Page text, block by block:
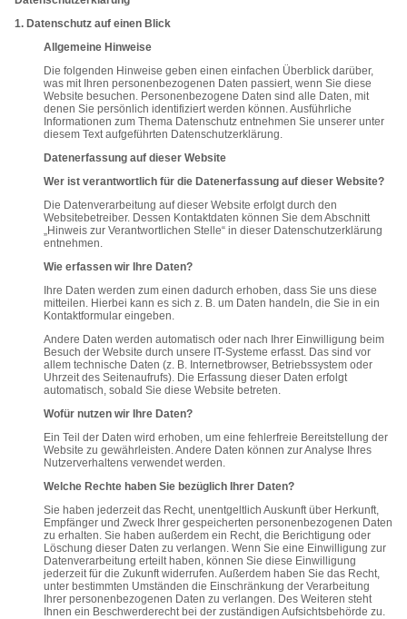
1. Datenschutz auf einen Blick
Allgemeine Hinweise
Die folgenden Hinweise geben einen einfachen Überblick darüber,
was mit Ihren personenbezogenen Daten passiert, wenn Sie diese
Website besuchen. Personenbezogene Daten sind alle Daten, mit
denen Sie persönlich identifiziert werden können. Ausführliche
Informationen zum Thema Datenschutz entnehmen Sie unserer unter
diesem Text aufgeführten Datenschutzerklärung.
Datenerfassung auf dieser Website
Wer ist verantwortlich für die Datenerfassung auf dieser Website?
Die Datenverarbeitung auf dieser Website erfolgt durch den
Websitebetreiber. Dessen Kontaktdaten können Sie dem Abschnitt
„Hinweis zur Verantwortlichen Stelle“ in dieser Datenschutzerklärung
entnehmen.
Wie erfassen wir Ihre Daten?
Ihre Daten werden zum einen dadurch erhoben, dass Sie uns diese
mitteilen. Hierbei kann es sich z. B. um Daten handeln, die Sie in ein
Kontaktformular eingeben.
Andere Daten werden automatisch oder nach Ihrer Einwilligung beim
Besuch der Website durch unsere IT-Systeme erfasst. Das sind vor
allem technische Daten (z. B. Internetbrowser, Betriebssystem oder
Uhrzeit des Seitenaufrufs). Die Erfassung dieser Daten erfolgt
automatisch, sobald Sie diese Website betreten.
Wofür nutzen wir Ihre Daten?
Ein Teil der Daten wird erhoben, um eine fehlerfreie Bereitstellung der
Website zu gewährleisten. Andere Daten können zur Analyse Ihres
Nutzerverhaltens verwendet werden.
Welche Rechte haben Sie bezüglich Ihrer Daten?
Sie haben jederzeit das Recht, unentgeltlich Auskunft über Herkunft,
Empfänger und Zweck Ihrer gespeicherten personenbezogenen Daten
zu erhalten. Sie haben außerdem ein Recht, die Berichtigung oder
Löschung dieser Daten zu verlangen. Wenn Sie eine Einwilligung zur
Datenverarbeitung erteilt haben, können Sie diese Einwilligung
jederzeit für die Zukunft widerrufen. Außerdem haben Sie das Recht,
unter bestimmten Umständen die Einschränkung der Verarbeitung
Ihrer personenbezogenen Daten zu verlangen. Des Weiteren steht
Ihnen ein Beschwerderecht bei der zuständigen Aufsichtsbehörde zu.